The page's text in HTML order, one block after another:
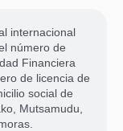
internacional
número de
Financiera
de licencia de
social de
Mutsamudu,